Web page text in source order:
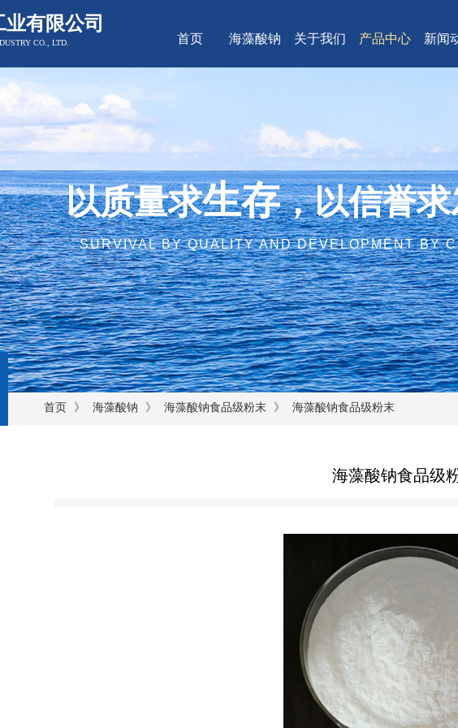
首页 海藻酸钠 关于我们 产品中心 新闻
有限公司
CO., LTD.
以质量求生存，以信誉求
SURVIVAL BY QUALITY AND DEVELOPMENT BY
首页 》 海藻酸钠 》 海藻酸钠食品级粉末 》 海藻酸钠食品级粉末
海藻酸钠食品级